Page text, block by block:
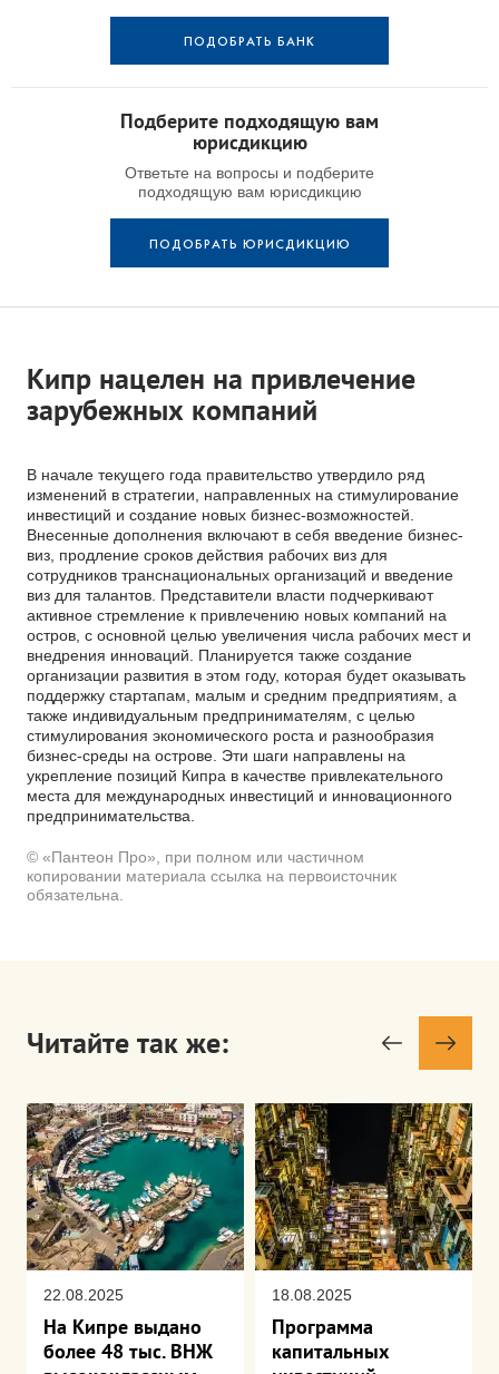
ПОДОБРАТЬ БАНК
Подберите подходящую вам
юрисдикцию
Ответьте на вопросы и подберите
подходящую вам юрисдикцию
ПОДОБРАТЬ ЮРИСДИКЦИЮ
Кипр нацелен на привлечение
зарубежных компаний
В начале текущего года правительство утвердило ряд
изменений в стратегии, направленных на стимулирование
инвестиций и создание новых бизнес-возможностей.
Внесенные дополнения включают в себя введение бизнес-
виз, продление сроков действия рабочих виз для
сотрудников транснациональных организаций и введение
виз для талантов. Представители власти подчеркивают
активное стремление к привлечению новых компаний на
остров, с основной целью увеличения числа рабочих мест и
внедрения инноваций. Планируется также создание
организации развития в этом году, которая будет оказывать
поддержку стартапам, малым и средним предприятиям, а
также индивидуальным предпринимателям, с целью
стимулирования экономического роста и разнообразия
бизнес-среды на острове. Эти шаги направлены на
укрепление позиций Кипра в качестве привлекательного
места для международных инвестиций и инновационного
предпринимательства.
© «Пантеон Про», при полном или частичном
копировании материала ссылка на первоисточник
обязательна.
Читайте так же:
22.08.2025
На Кипре выдано
более 48 тыс. ВНЖ
18.08.2025
Программа
капитальных